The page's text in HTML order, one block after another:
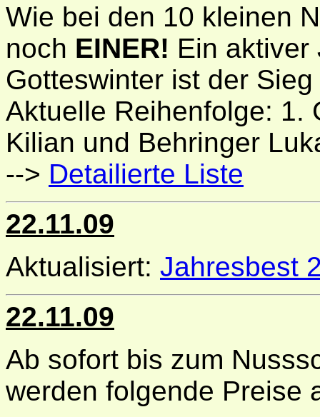
Wie bei den 10 kleinen
noch EINER! Ein aktiver
Gotteswinter ist der
Aktuelle Reihenfolge: 1.
Kilian und Behringer
--> Detailierte Liste
22.11.09
Aktualisiert: Jahresbest
22.11.09
Ab sofort bis zum
werden folgende Preise